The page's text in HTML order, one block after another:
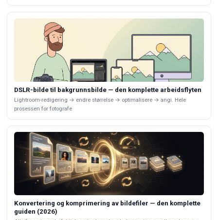
DSLR-bilde til bakgrunnsbilde — den komplette arbeidsflyten
Lightroom-redigering → endre størrelse → optimalisere → angi. Hele
prosessen for fotografe
Konvertering og komprimering av bildefiler — den komplette
guiden (2026)